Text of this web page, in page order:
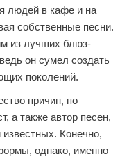
людей в кафе и на
собственные песни.
из лучших блюз-
он сумел создать
поколений.
причин, по
а также автор песен,
Конечно,
однако, именно